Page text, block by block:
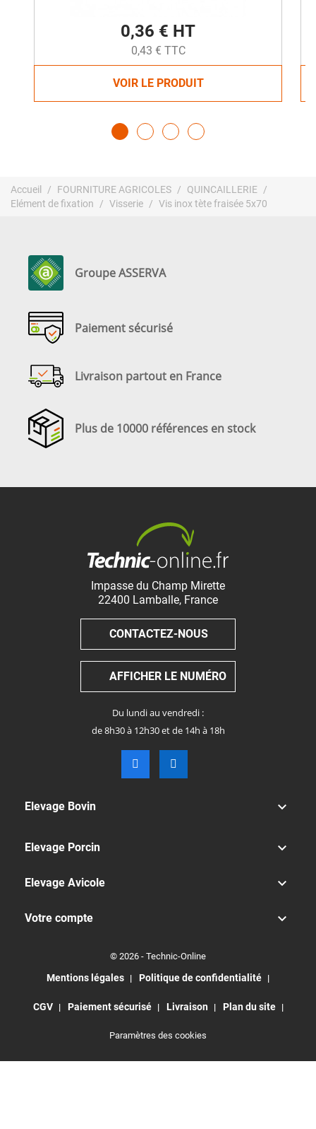
0,36 € HT
0,43 € TTC
VOIR LE PRODUIT
Accueil FOURNITURE AGRICOLES
QUINCAILLERIE
Elément de fixation
Visserie Vis inox tète fraisée 5x70
Groupe ASSERVA
Paiement sécurisé
Livraison partout en France
Plus de 10000 références en stock
Impasse du Champ Mirette
22400 Lamballe, France
CONTACTEZ-NOUS
AFFICHER LE NUMÉRO
Du lundi au vendredi :
de 8h30 à 12h30 et de 14h à 18h
Elevage Bovin 
Elevage Porcin 
Elevage Avicole 
Votre compte 
© 2026 - Technic-Online
Mentions légales Politique de confidentialité
CGV Paiement sécurisé Livraison Plan du site
Paramètres des cookies